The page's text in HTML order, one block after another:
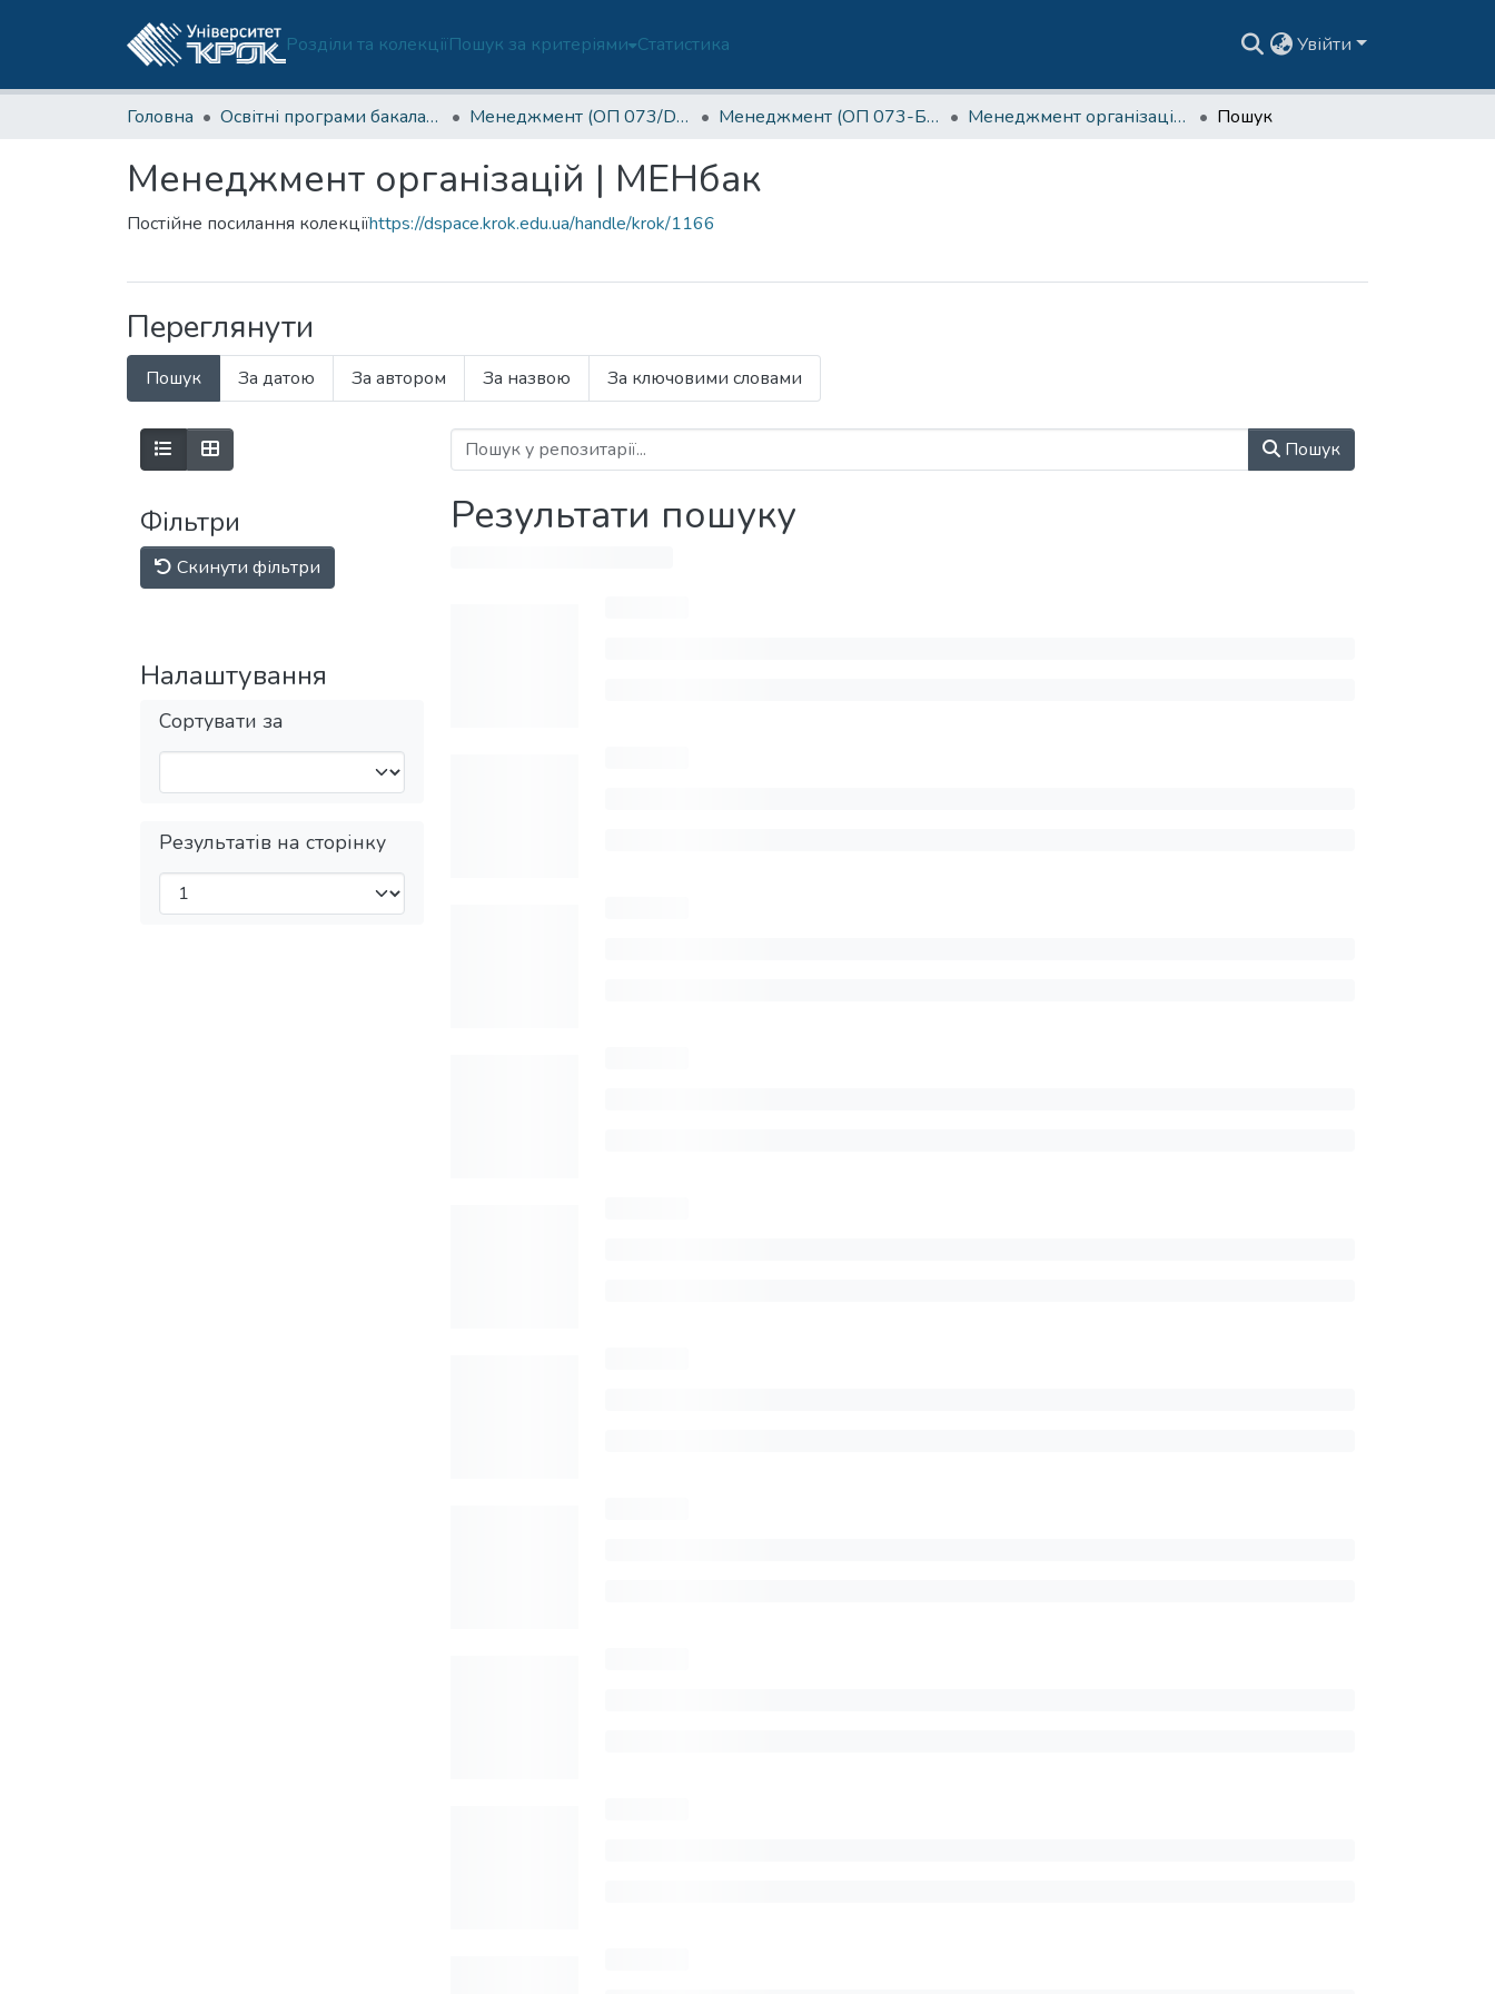
Розділи та колекціїПошук за критеріями Статистика Увійти
Головна Освітні програми бакалаврату Менеджмент (ОП 073/D3-Б) Менеджмент (ОП 073-Б)-3 курс Менеджмент організацій | МЕНбак Пошук
Менеджмент організацій | МЕНбак
Постійне посилання колекціїhttps://dspace.krok.edu.ua/handle/krok/1166
Переглянути
Пошук За датою За автором За назвою За ключовими словами
Фільтри
Скинути фільтри
Налаштування
Сортувати за
Результатів на сторінку
Пошук
Результати пошуку